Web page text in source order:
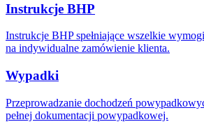
Instrukcje BHP
Instrukcje BHP spełniające wszelkie
na indywidualne zamówienie klienta.
Wypadki
Przeprowadzanie dochodzeń
pełnej dokumentacji powypadkowej.